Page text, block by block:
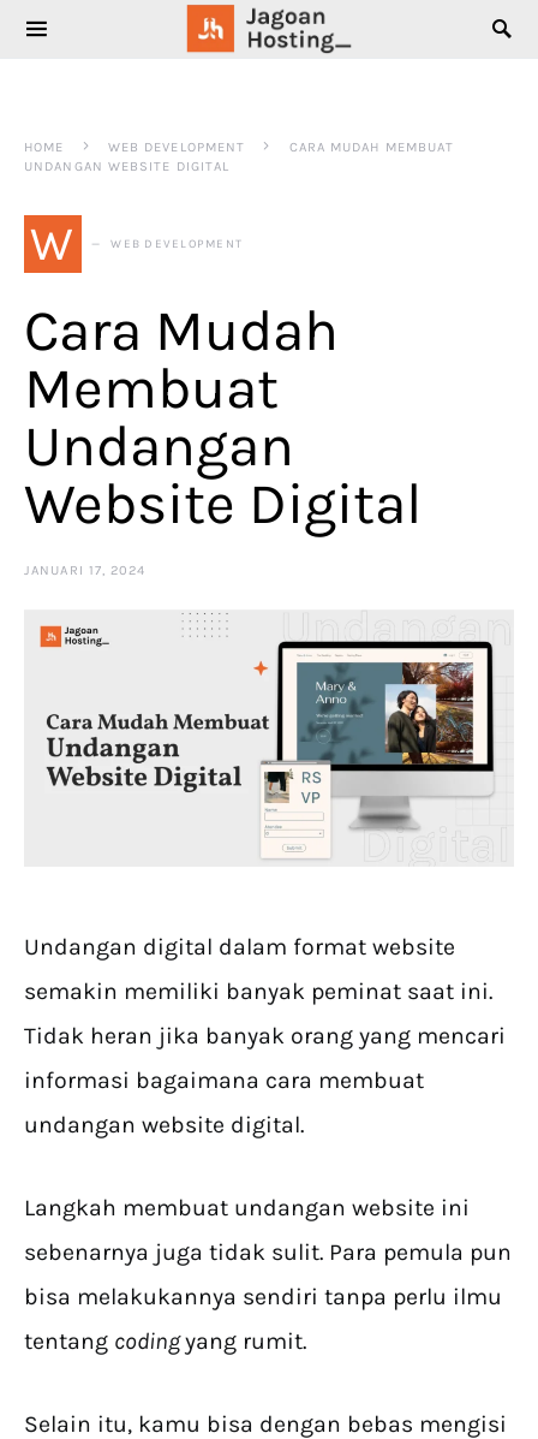
SEARCH FOR:
HOME WEB DEVELOPMENT
CARA MUDAH MEMBUAT
UNDANGAN WEBSITE DIGITAL
W WEB DEVELOPMENT
Cara Mudah
Membuat
Undangan
Website Digital
JANUARI 17, 2024
Undangan digital dalam format website
semakin memiliki banyak peminat saat ini.
Tidak heran jika banyak orang yang mencari
informasi bagaimana cara membuat
undangan website digital.
Langkah membuat undangan website ini
sebenarnya juga tidak sulit. Para pemula pun
bisa melakukannya sendiri tanpa perlu ilmu
tentang codingyang rumit.
Selain itu, kamu bisa dengan bebas mengisi